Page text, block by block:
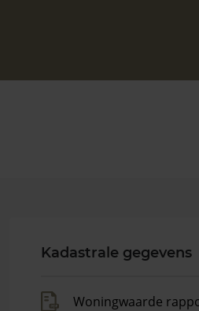
Kadastrale gegevens
Woningwaarde